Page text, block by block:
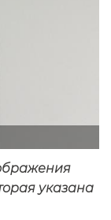
указана